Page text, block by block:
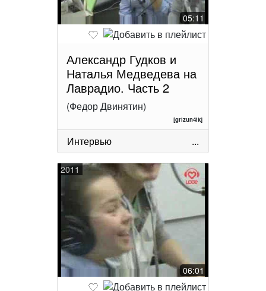
05:11
Александр Гудков и
Наталья Медведева на
Лаврадио. Часть 2
(Федор Двинятин)
[grizun4ik]
Интервью ...
2011
06:01